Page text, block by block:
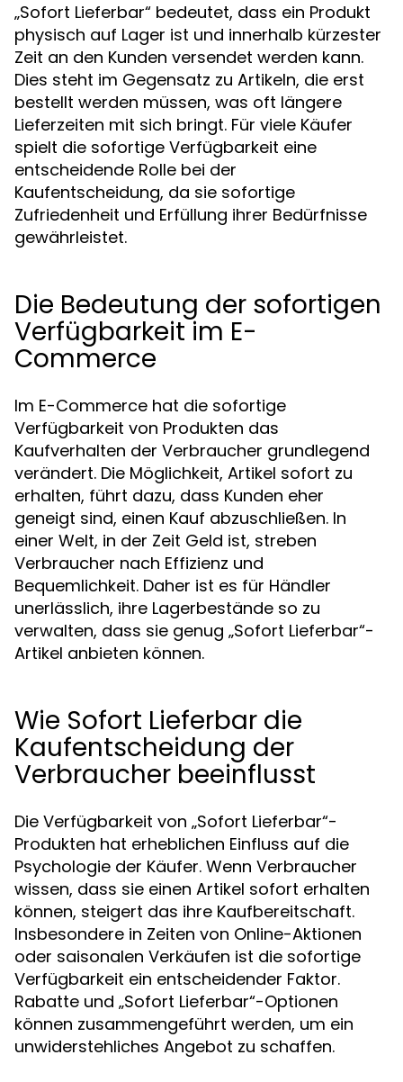
„Sofort Lieferbar“ bedeutet, dass ein Produkt
physisch auf Lager ist und innerhalb kürzester
Zeit an den Kunden versendet werden kann.
Dies steht im Gegensatz zu Artikeln, die erst
bestellt werden müssen, was oft längere
Lieferzeiten mit sich bringt. Für viele Käufer
spielt die sofortige Verfügbarkeit eine
entscheidende Rolle bei der
Kaufentscheidung, da sie sofortige
Zufriedenheit und Erfüllung ihrer Bedürfnisse
gewährleistet.
Die Bedeutung der sofortigen
Verfügbarkeit im E-
Commerce
Im E-Commerce hat die sofortige
Verfügbarkeit von Produkten das
Kaufverhalten der Verbraucher grundlegend
verändert. Die Möglichkeit, Artikel sofort zu
erhalten, führt dazu, dass Kunden eher
geneigt sind, einen Kauf abzuschließen. In
einer Welt, in der Zeit Geld ist, streben
Verbraucher nach Effizienz und
Bequemlichkeit. Daher ist es für Händler
unerlässlich, ihre Lagerbestände so zu
verwalten, dass sie genug „Sofort Lieferbar“-
Artikel anbieten können.
Wie Sofort Lieferbar die
Kaufentscheidung der
Verbraucher beeinflusst
Die Verfügbarkeit von „Sofort Lieferbar“-
Produkten hat erheblichen Einfluss auf die
Psychologie der Käufer. Wenn Verbraucher
wissen, dass sie einen Artikel sofort erhalten
können, steigert das ihre Kaufbereitschaft.
Insbesondere in Zeiten von Online-Aktionen
oder saisonalen Verkäufen ist die sofortige
Verfügbarkeit ein entscheidender Faktor.
Rabatte und „Sofort Lieferbar“-Optionen
können zusammengeführt werden, um ein
unwiderstehliches Angebot zu schaffen.